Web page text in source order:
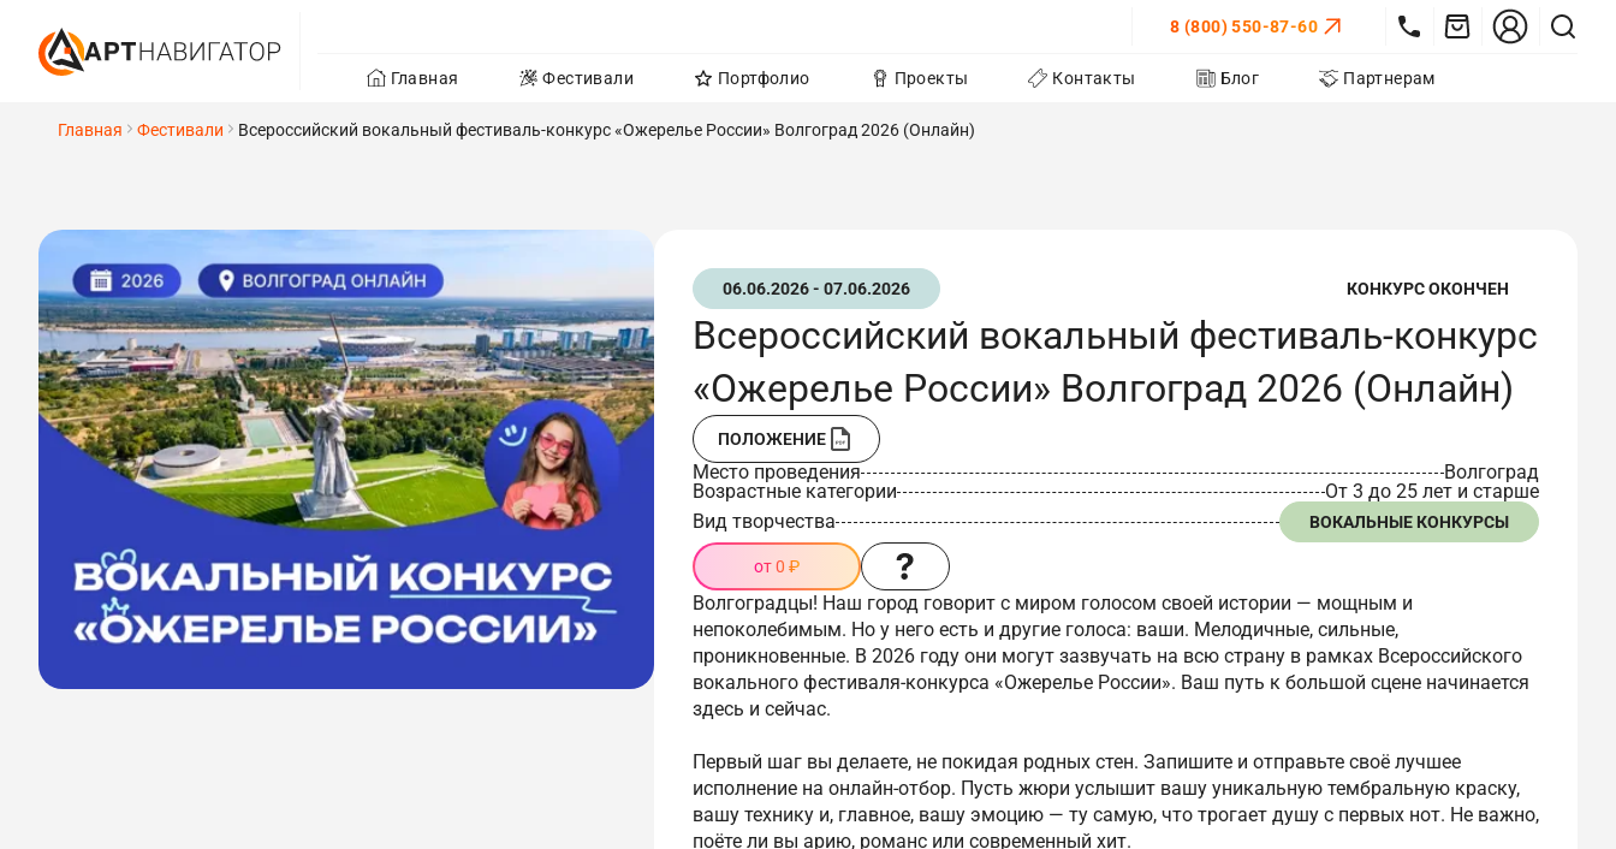
8 (800) 550-87-60
Главная Фестивали Портфолио Проекты Контакты Блог Партнерам
Главная Фестивали Всероссийский вокальный фестиваль-конкурс «Ожерелье России» Волгоград 2026 (Онлайн)
06.06.2026 - 07.06.2026 КОНКУРС ОКОНЧЕН
Всероссийский вокальный фестиваль-конкурс
«Ожерелье России» Волгоград 2026 (Онлайн)
ПОЛОЖЕНИЕ
Место проведения
Волгоград
Возрастные категории
От 3 до 25 лет и старше
Вид творчества
ВОКАЛЬНЫЕ КОНКУРСЫ
от 0 ₽
Волгоградцы! Наш город говорит с миром голосом своей истории — мощным и
непоколебимым. Но у него есть и другие голоса: ваши. Мелодичные, сильные,
проникновенные. В 2026 году они могут зазвучать на всю страну в рамках Всероссийского
вокального фестиваля-конкурса «Ожерелье России». Ваш путь к большой сцене начинается
здесь и сейчас.
Первый шаг вы делаете, не покидая родных стен. Запишите и отправьте своё лучшее
исполнение на онлайн-отбор. Пусть жюри услышит вашу уникальную тембральную краску,
вашу технику и, главное, вашу эмоцию — ту самую, что трогает душу с первых нот. Не важно,
поёте ли вы арию, романс или современный хит.